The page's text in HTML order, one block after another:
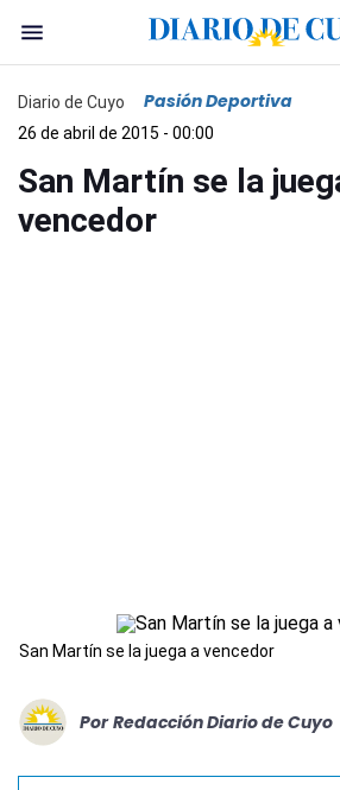
Diario de Cuyo Pasión Deportiva
26 de abril de 2015 - 00:00
San Martín se la
vencedor
San Martín se la juega a vencedor
Por Redacción Diario de Cuyo